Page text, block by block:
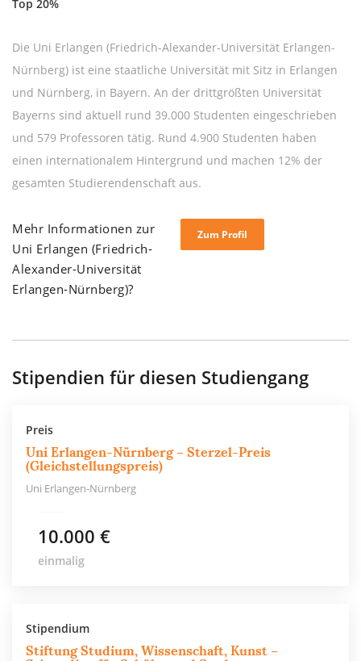
Top 20%
Die Uni Erlangen (Friedrich-Alexander-Universität Erlangen-
Nürnberg) ist eine staatliche Universität mit Sitz in Erlangen
und Nürnberg, in Bayern. An der drittgrößten Universität
Bayerns sind aktuell rund 39.000 Studenten eingeschrieben
und 579 Professoren tätig. Rund 4.900 Studenten haben
einen internationalem Hintergrund und machen 12% der
gesamten Studierendenschaft aus.
Mehr Informationen zur
Uni Erlangen (Friedrich-
Alexander-Universität
Erlangen-Nürnberg)?
Zum Profil
Stipendien für diesen Studiengang
Preis
Uni Erlangen-Nürnberg – Sterzel-Preis
(Gleichstellungspreis)
Uni Erlangen-Nürnberg
10.000 €
einmalig
Stipendium
Stiftung Studium, Wissenschaft, Kunst –